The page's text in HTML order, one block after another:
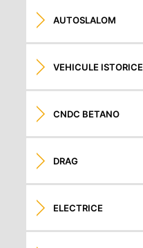
AUTOSLALOM
VEHICULE ISTORICE
CNDC BETANO
DRAG
ELECTRICE